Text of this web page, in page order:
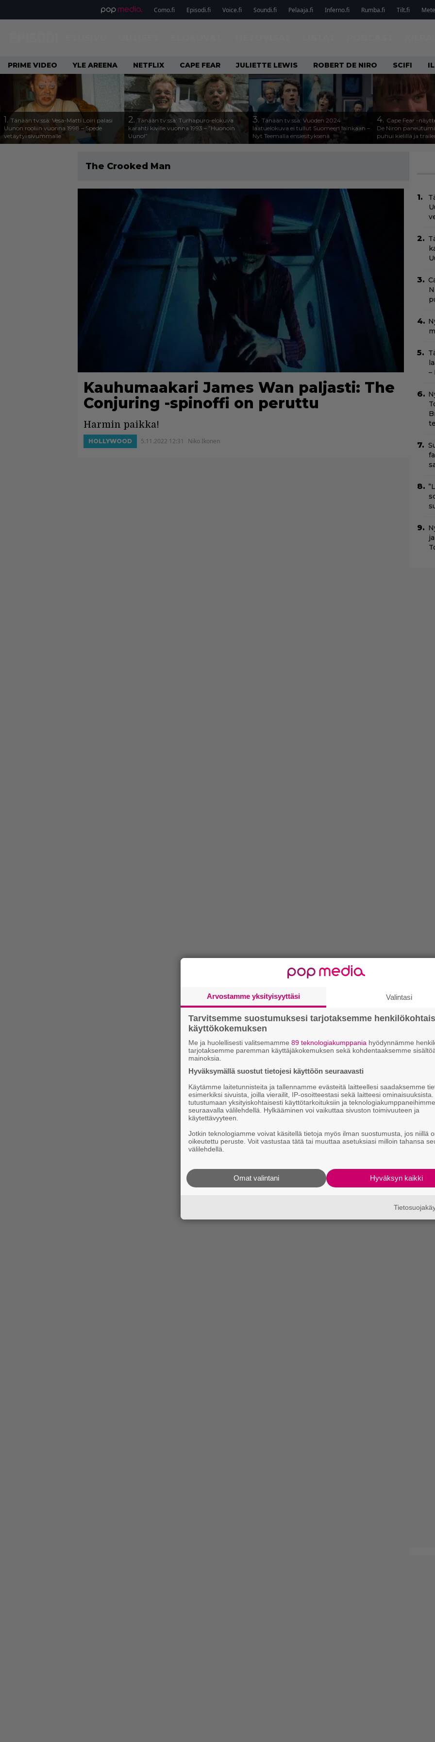
Como.fi Episodi.fi Voice.fi Soundi.fi Pelaaja.fi Inferno.fi Rumba.fi Tilt.fi
PRIME VIDEO YLE AREENA NETFLIX CAPE FEAR JULIETTE LEWIS ROBERT DE NIRO SCIFI
1. Tänään tv:ssä: Vesa-Matti Loiri palasi
Uunon rooliin vuonna 1998 – Spede
vetäytyi sivummalle
2. Tänään tv:ssä: Turhapuro-elokuva
karahti kiville vuonna 1993 – ”Huonoin
Uuno!”
3. Tänään tv:ssä: Vuoden 2024
laatuelokuva ei tullut Suomeen lainkaan –
Nyt Teemalla ensiesityksenä
4. Cape Fear -
De Niron
puhui kielillä ja
The Crooked Man
Kauhumaakari James Wan paljasti: The
Conjuring -spinoffi on peruttu
Harmin paikka!
HOLLYWOOD 5.11.2022 12:31 Niko Ikonen
–
Arvostamme yksityisyyttäsi Valintasi
Tarvitsemme suostumuksesi tarjotaksemme
käyttökokemuksen
Me ja huolellisesti valitsemamme 89 teknologiakumppania hyödynnämme
tarjotaksemme paremman käyttäjäkokemuksen sekä kohdentaaksemme
mainoksia.
Hyväksymällä suostut tietojesi käyttöön seuraavasti
Käytämme laitetunnisteita ja tallennamme evästeitä laitteellesi saadaksemme
esimerkiksi sivuista, joilla vierailit, IP-osoitteestasi sekä laitteesi
tutustumaan yksityiskohtaisesti käyttötarkoituksiin ja teknologiakumppaneihimme
seuraavalla välilehdellä. Hylkääminen voi vaikuttaa sivuston toimivuuteen ja
käytettävyyteen.
Jotkin teknologiamme voivat käsitellä tietoja myös ilman suostumusta, jos niillä
oikeutettu peruste. Voit vastustaa tätä tai muuttaa asetuksiasi milloin tahansa
välilehdellä.
Hyväksyn kaikki
Omat valintani